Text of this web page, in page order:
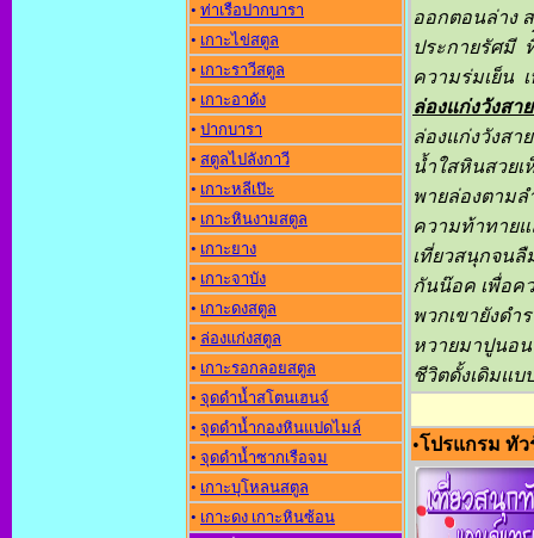
• ท่าเรือปากบารา
• เกาะไข่สตูล
• เกาะราวีสตูล
• เกาะอาดัง
• ปากบารา
• สตูลไปลังกาวี
• เกาะหลีเป๊ะ
• เกาะหินงามสตูล
• เกาะยาง
• เกาะจาบัง
• เกาะดงสตูล
• ล่องแก่งสตูล
• เกาะรอกลอยสตูล
• จุดดำน้ำสโตนเฮนจ์
• จุดดำน้ำกองหินแปดไมล์
• จุดดำน้ำซากเรือจม
• เกาะบุโหลนสตูล
• เกาะดง เกาะหินซ้อน
ออกตอนล่าง
ประกายรัศมี
ความร่มเย็น
ล่องแก่งวังสา
ล่องแก่งวังส
น้ำใสหินสวย
พายล่องตามล
ความท้าทาย
เที่ยวสนุกจนลื
กันน๊อค เพื่อค
พวกเขายังด
หวายมาปูนอ
ชีวิตดั้งเดิมแ
•โปรแกรม ทัว